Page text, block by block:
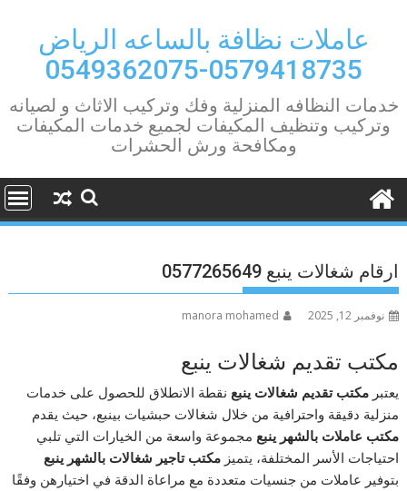
contentعاملات نظافة بالساعه الرياض
0579418735-0549362075
خدمات النظافه المنزلية وفك وتركيب الاثاث و لصيانه
وتركيب وتنظيف المكيفات لجميع خدمات المكيفات
ومكافحة ورش الحشرات
ارقام شغالات ينبع 0577265649
نوفمبر 12, 2025 manora mohamed
مكتب تقديم شغالات ينبع
يعتبرمكتب تقديم شغالات ينبع نقطة الانطلاق للحصول على خدمات
منزلية دقيقة واحترافية من خلال شغالات حبشيات بينبع، حيث يقدم
مكتب عاملات بالشهر ينبع مجموعة واسعة من الخيارات التي تلبي
احتياجات الأسر المختلفة، يتميزمكتب تاجير شغالات بالشهر ينبع
بتوفير عاملات من جنسيات متعددة مع مراعاة الدقة في اختيارهن وفقًا